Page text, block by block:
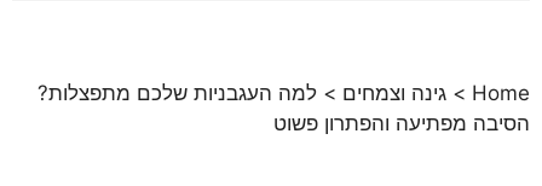
Home
> גינה וצמחים > למה העגבניות שלכם מתפצלות?
הסיבה מפתיעה והפתרון פשוט